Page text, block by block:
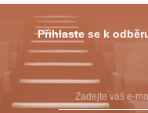
Přihlaste se k